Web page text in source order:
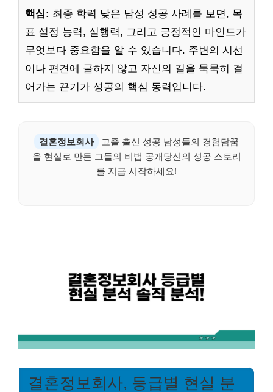
핵심: 최종 학력 낮은 남성 성공 사례를 보면, 목
표 설정 능력, 실행력, 그리고 긍정적인 마인드가
무엇보다 중요함을 알 수 있습니다. 주변의 시선
이나 편견에 굴하지 않고 자신의 길을 묵묵히 걸
어가는 끈기가 성공의 핵심 동력입니다.
결혼정보회사
고졸 출신 성공 남성들의 경험담꿈
을 현실로 만든 그들의 비법 공개당신의 성공 스토리
를 지금 시작하세요!
결혼정보회사, 등급별 현실 분